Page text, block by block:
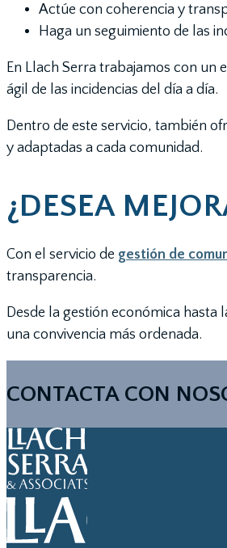
Actúe con coherencia y
Haga un seguimiento de las
En Llach Serra trabajamos con
ágil de las incidencias del día a día.
Dentro de este servicio, también
y adaptadas a cada comunidad.
¿DESEA
Con el servicio de gestión de
transparencia.
Desde la gestión económica hasta
una convivencia más ordenada.
CONTACTA CON